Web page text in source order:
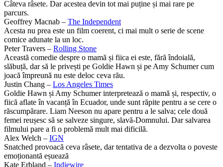
Câteva râsete. Dar acestea devin tot mai puține și mai rare pe
parcurs.
Geoffrey Macnab – The Independent
Acesta nu prea este un film coerent, ci mai mult o serie de scene
comice adunate la un loc.
Peter Travers – Rolling Stone
Această comedie despre o mamă și fiica ei este, fără îndoială,
slăbuță, dar să le privești pe Goldie Hawn și pe Amy Schumer cum
joacă împreună nu este deloc ceva rău.
Justin Chang – Los Angeles Times
Goldie Hawn și Amy Schumer interpretează o mamă și, respectiv, o
fiică aflate în vacanță în Ecuador, unde sunt răpite pentru a se cere o
răscumpărare. Liam Neeson nu apare pentru a le salva; cele două
femei reușesc să se salveze singure, slavă-Domnului. Dar salvarea
filmului pare a fi o problemă mult mai dificilă.
Alex Welch – IGN
Snatched provoacă ceva râsete, dar tentativa de a dezvolta o poveste
emoționantă eșuează
Kate Erbland – Indiewire